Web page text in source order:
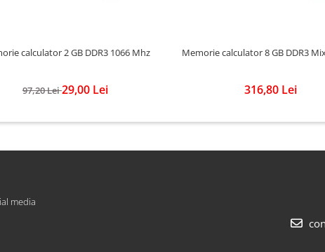
calculator 2 GB DDR3 1066 Mhz
97,20 Lei29,00 Lei
Memorie calculator 8 GB DDR3
316,80 Lei
media